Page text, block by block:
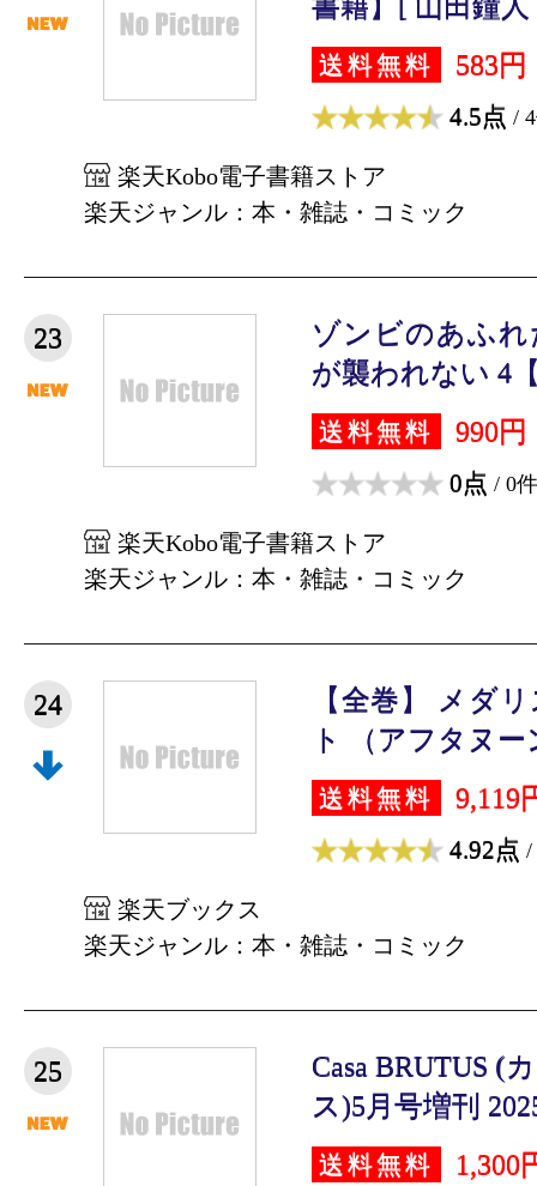
送料無料 583円
4.5点 /
楽天Kobo電子書籍ストア
楽天ジャンル：本・雑誌・コミック
23
ゾンビのあふ
が襲われない 4
送料無料 990円
0点 / 0件
楽天Kobo電子書籍ストア
楽天ジャンル：本・雑誌・コミック
24
【全巻】 メダ
ト （アフタヌー
送料無料 9,119
4.92点 /
楽天ブックス
楽天ジャンル：本・雑誌・コミック
25
Casa BRUTUS (
ス)5月号増刊
送料無料 1,300